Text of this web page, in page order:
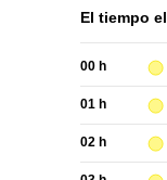
El tiempo el
00 h
01 h
02 h